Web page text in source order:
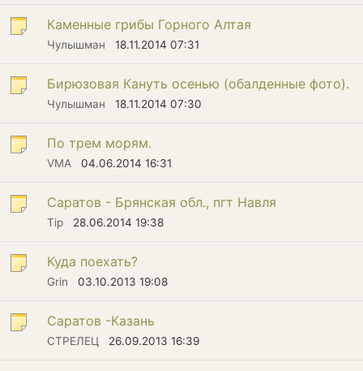
Каменные грибы Горного Алтая
Чулышман 18.11.2014 07:31
Бирюзовая Кануть осенью (обалденные фото).
Чулышман 18.11.2014 07:30
По трем морям.
VMA 04.06.2014 16:31
Саратов - Брянская обл., пгт Навля
Tip 28.06.2014 19:38
Куда поехать?
Grin 03.10.2013 19:08
Саратов -Казань
СТРЕЛЕЦ 26.09.2013 16:39